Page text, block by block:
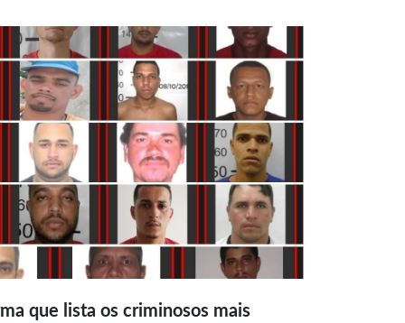
que lista os criminosos mais